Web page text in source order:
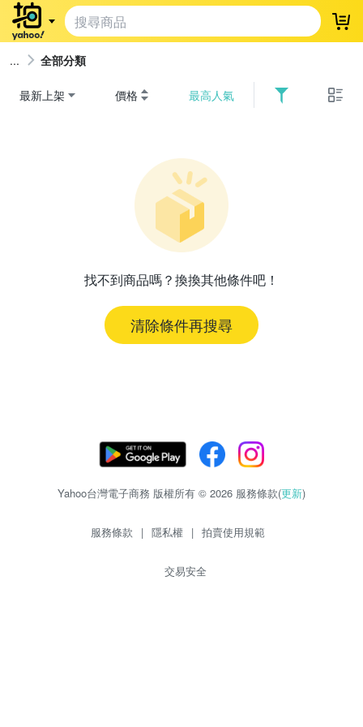
登
全部分類
最新上架 價格 最高人氣
找不到商品嗎？換換其他條件吧！
清除條件再搜尋
Yahoo台灣電子商務 版權所有 © 2026 服務條款(更新)
服務條款 | 隱私權 | 拍賣使用規範
交易安全